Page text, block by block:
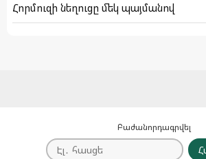
Հորմուզի նեղուցը մեկ պայմանով
Բաժանորդագրվել